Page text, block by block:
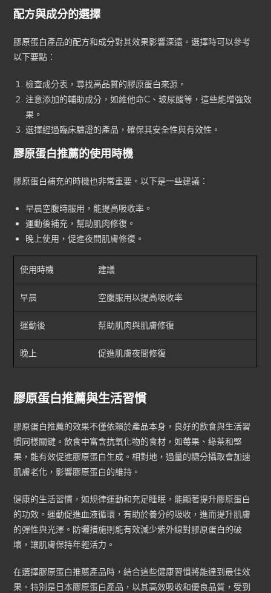
配方與成分的選擇
膠原蛋白產品的配方和成分對其效果影響深遠。選擇時可以參考
以下要點：
檢查成分表，尋找高品質的膠原蛋白來源。
注意添加的輔助成分，如維他命C、玻尿酸等，這些能增強效
果。
選擇經過臨床驗證的產品，確保其安全性與有效性。
膠原蛋白推薦的使用時機
膠原蛋白補充的時機也非常重要。以下是一些建議：
早晨空腹時服用，能提高吸收率。
運動後補充，幫助肌肉修復。
晚上使用，促進夜間肌膚修復。
使用時機 建議
早晨 空腹服用以提高吸收率
運動後 幫助肌肉與肌膚修復
晚上 促進肌膚夜間修復
膠原蛋白推薦與生活習慣
膠原蛋白推薦的效果不僅依賴於產品本身，良好的飲食與生活習
慣同樣關鍵。飲食中富含抗氧化物的食材，如莓果、綠茶和堅
果，能有效促進膠原蛋白生成。相對地，過量的糖分攝取會加速
肌膚老化，影響膠原蛋白的維持。
健康的生活習慣，如規律運動和充足睡眠，能顯著提升膠原蛋白
的功效。運動促進血液循環，有助於養分的吸收，進而提升肌膚
的彈性與光澤。防曬措施則能有效減少紫外線對膠原蛋白的破
壞，讓肌膚保持年輕活力。
在選擇膠原蛋白推薦產品時，結合這些健康習慣將能達到最佳效
果。特別是日本膠原蛋白產品，以其高效吸收和優良品質，受到